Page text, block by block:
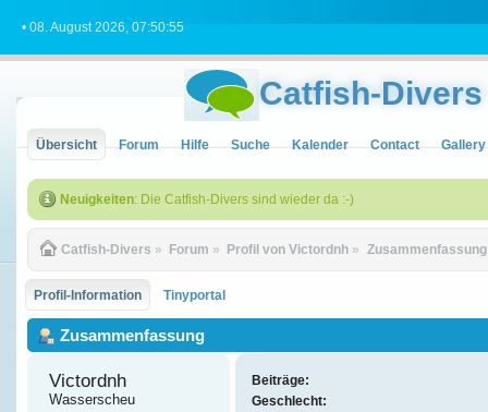
• 08. August 2026, 07:50:55
Catfish-Divers
Übersicht Forum Hilfe Suche Kalender Contact Gallery
Neuigkeiten: Die Catfish-Divers sind wieder da :-)
Catfish-Divers » Forum » Profil von Victordnh » Zusammenfassung
Profil-Information Tinyportal
Zusammenfassung
Victordnh
Wasserscheu
Beiträge:
Geschlecht: